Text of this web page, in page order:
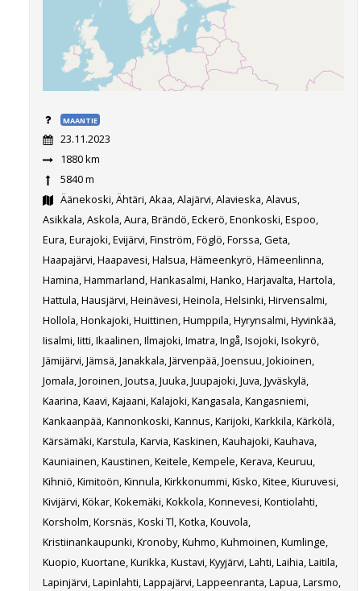
MAANTIE
23.11.2023
1880 km
5840 m
Äänekoski, Ähtäri, Akaa, Alajärvi, Alavieska, Alavus,
Asikkala, Askola, Aura, Brändö, Eckerö, Enonkoski, Espoo,
Eura, Eurajoki, Evijärvi, Finström, Föglö, Forssa, Geta,
Haapajärvi, Haapavesi, Halsua, Hämeenkyrö, Hämeenlinna,
Hamina, Hammarland, Hankasalmi, Hanko, Harjavalta, Hartola,
Hattula, Hausjärvi, Heinävesi, Heinola, Helsinki, Hirvensalmi,
Hollola, Honkajoki, Huittinen, Humppila, Hyrynsalmi, Hyvinkää,
Iisalmi, Iitti, Ikaalinen, Ilmajoki, Imatra, Ingå, Isojoki, Isokyrö,
Jämijärvi, Jämsä, Janakkala, Järvenpää, Joensuu, Jokioinen,
Jomala, Joroinen, Joutsa, Juuka, Juupajoki, Juva, Jyväskylä,
Kaarina, Kaavi, Kajaani, Kalajoki, Kangasala, Kangasniemi,
Kankaanpää, Kannonkoski, Kannus, Karijoki, Karkkila, Kärkölä,
Kärsämäki, Karstula, Karvia, Kaskinen, Kauhajoki, Kauhava,
Kauniainen, Kaustinen, Keitele, Kempele, Kerava, Keuruu,
Kihniö, Kimitoön, Kinnula, Kirkkonummi, Kisko, Kitee, Kiuruvesi,
Kivijärvi, Kökar, Kokemäki, Kokkola, Konnevesi, Kontiolahti,
Korsholm, Korsnäs, Koski Tl, Kotka, Kouvola,
Kristiinankaupunki, Kronoby, Kuhmo, Kuhmoinen, Kumlinge,
Kuopio, Kuortane, Kurikka, Kustavi, Kyyjärvi, Lahti, Laihia, Laitila,
Lapinjärvi, Lapinlahti, Lappajärvi, Lappeenranta, Lapua, Larsmo,